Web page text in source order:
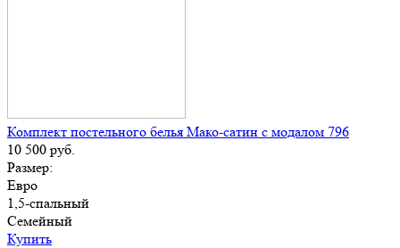
Комплект постельного белья Мако-сатин с модалом 796
10 500 руб.
Размер:
Евро
1,5-спальный
Семейный
Купить